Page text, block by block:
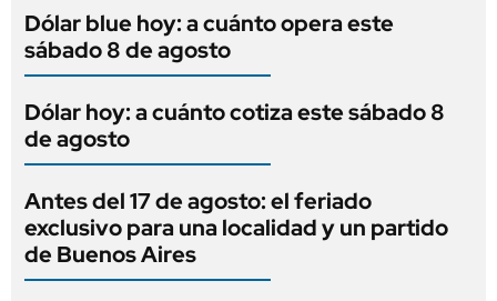
Dólar blue hoy: a cuánto opera este
sábado 8 de agosto
Dólar hoy: a cuánto cotiza este sábado 8
de agosto
Antes del 17 de agosto: el feriado
exclusivo para una localidad y un partido
de Buenos Aires